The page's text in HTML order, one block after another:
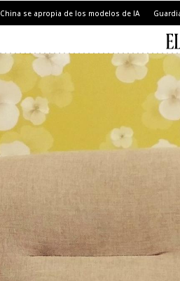
China se apropia de los modelos de IA